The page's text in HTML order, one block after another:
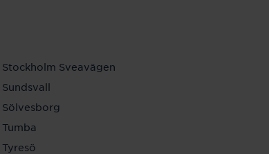
Stockholm Sveavägen
Sundsvall
Sölvesborg
Tumba
Tyresö